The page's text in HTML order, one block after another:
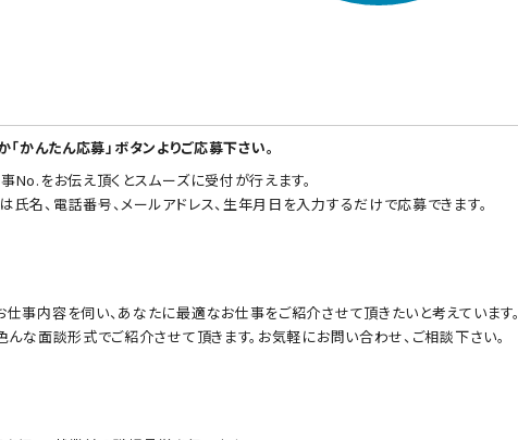
かんたん応募」ボタンよりご応募下さい。
No.をお伝え頂くとスムーズに受付が行えます。
氏名、電話番号、メールアドレス、生年月日を入力するだけで応募できます。
仕事内容を伺い、あなたに最適なお仕事をご紹介させて頂きたいと考えています。
んな面談形式でご紹介させて頂きます。お気軽にお問い合わせ、ご相談下さい。